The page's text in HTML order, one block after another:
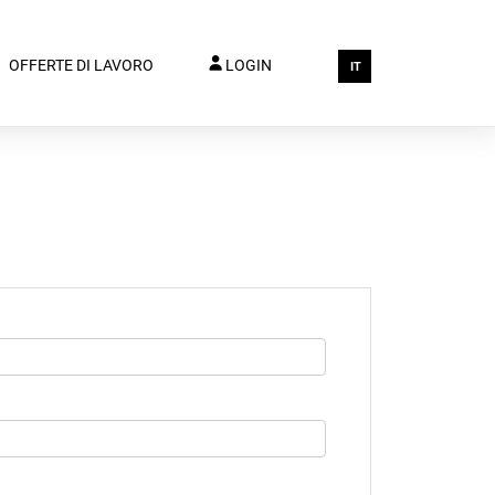
OFFERTE DI LAVORO LOGIN IT